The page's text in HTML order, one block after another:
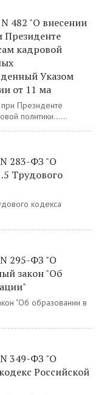
482 "О внесении
Президенте
кадровой
Указом
от 11 ма
Президенте
политики......
283-ФЗ "О
Трудового
кодекса
295-ФЗ "О
закон "Об
"Об образовании в
349-ФЗ "О
Российской